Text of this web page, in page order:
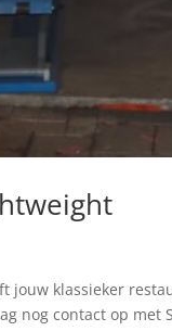
jouw klassieker
nog contact op met